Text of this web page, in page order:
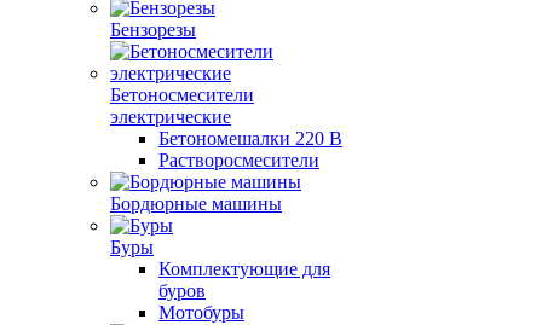
Бензорезы
Бетоносмесители
электрические
Бетономешалки 220 В
Растворосмесители
Бордюрные машины
Буры
Комплектующие для
буров
Мотобуры